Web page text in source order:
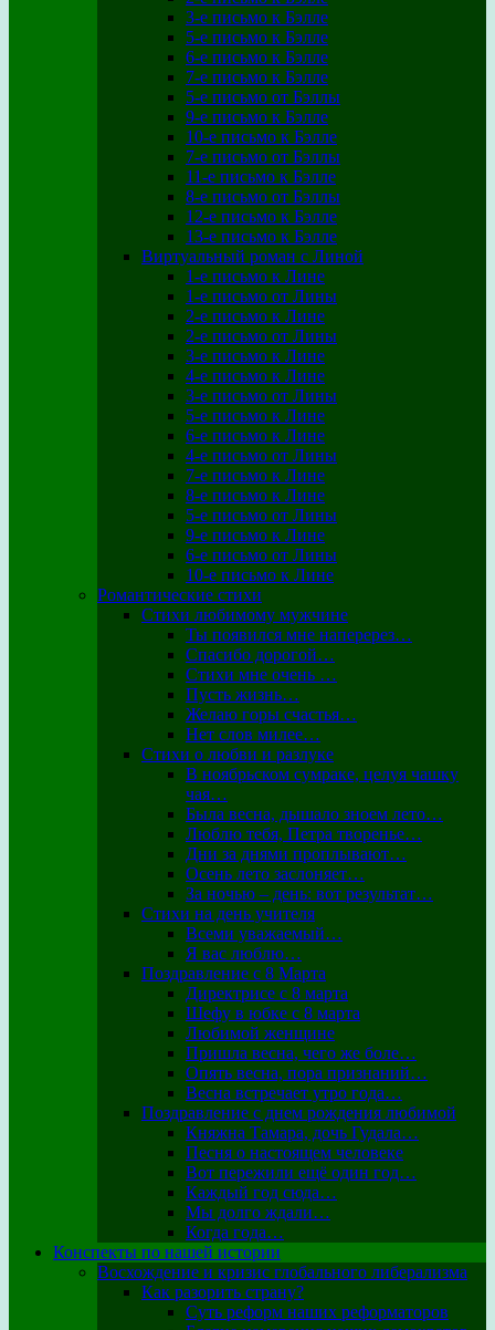
3-е письмо к Бэлле
5-е письмо к Бэлле
6-е письмо к Бэлле
7-е письмо к Бэлле
5-е письмо от Бэллы
9-е письмо к Бэлле
10-е письмо к Бэлле
7-е письмо от Бэллы
11-е письмо к Бэлле
8-е письмо от Бэллы
12-е письмо к Бэлле
13-е письмо к Бэлле
Виртуальный роман с Линой
1-е письмо к Лине
1-е письмо от Лины
2-е письмо к Лине
2-е письмо от Лины
3-е письмо к Лине
4-е письмо к Лине
3-е письмо от Лины
5-е письмо к Лине
6-е письмо к Лине
4-е письмо от Лины
7-е письмо к Лине
8-е письмо к Лине
5-е письмо от Лины
9-е письмо к Лине
6-е письмо от Лины
10-е письмо к Лине
Романтические стихи
Стихи любимому мужчине
Ты появился мне наперерез…
Спасибо дорогой…
Стихи мне очень …
Пусть жизнь…
Желаю горы счастья…
Нет слов милее…
Стихи о любви и разлуке
В ноябрьском сумраке, целуя чашку
чая…
Была весна, дышало зноем лето…
Люблю тебя, Петра творенье…
Дни за днями проплывают…
Осень лето заслоняет…
За ночью – день: вот результат…
Стихи на день учителя
Всеми уважаемый…
Я вас люблю…
Поздравление с 8 Марта
Директрисе с 8 марта
Шефу в юбке с 8 марта
Любимой женщине
Пришла весна, чего же боле…
Опять весна, пора признаний…
Весна встречает утро года…
Поздравление с днем рождения любимой
Княжна Тамара, дочь Гудала…
Песня о настоящем человеке
Вот пережили ещё один год…
Каждый год сюда…
Мы долго ждали…
Когда года…
Конспекты по нашей истории
Восхождение и кризис глобального либерализма
Как разорить страну?
Суть реформ наших реформаторов